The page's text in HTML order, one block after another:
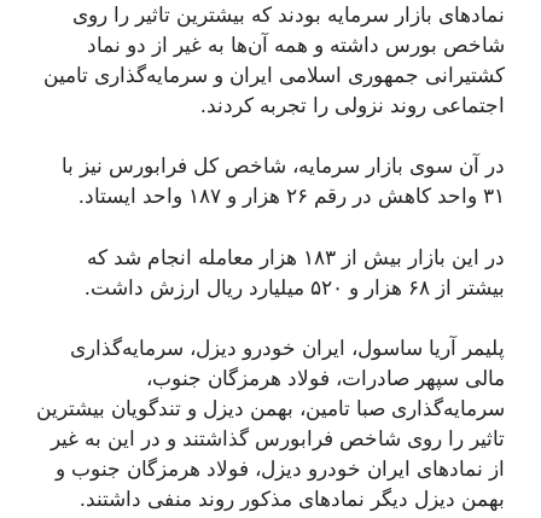
نماد‌های بازار سرمایه بودند که بیشترین تاثیر را روی
شاخص بورس داشته و همه آن‌ها به غیر از دو نماد
کشتیرانی جمهوری اسلامی ایران و سرمایه‌گذاری تامین
اجتماعی روند نزولی را تجربه کردند.
در آن سوی بازار سرمایه، شاخص کل فرابورس نیز با
۳۱ واحد کاهش در رقم ۲۶ هزار و ۱۸۷ واحد ایستاد.
در این بازار بیش از ۱۸۳ هزار معامله انجام شد که
بیشتر از ۶۸ هزار و ۵۲۰ میلیارد ریال ارزش داشت.
پلیمر آریا ساسول، ایران خودرو دیزل، سرمایه‌گذاری
مالی سپهر صادرات، فولاد هرمزگان جنوب،
سرمایه‌گذاری صبا تامین، بهمن دیزل و تندگویان بیشترین
تاثیر را روی شاخص فرابورس گذاشتند و در این به غیر
از نماد‌های ایران خودرو دیزل، فولاد هرمزگان جنوب و
بهمن دیزل دیگر نماد‌های مذکور روند منفی داشتند.